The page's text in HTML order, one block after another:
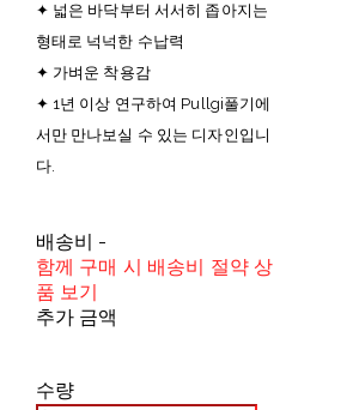
✦ 넓은 바닥부터 서서히 좁아지는
형태로 넉넉한 수납력
✦ 가벼운 착용감
✦ 1년 이상 연구하여 Pullgi풀기에
서만 만나보실 수 있는 디자인입니
다.
배송비 -
함께 구매 시 배송비 절약 상
품 보기
추가 금액
수량